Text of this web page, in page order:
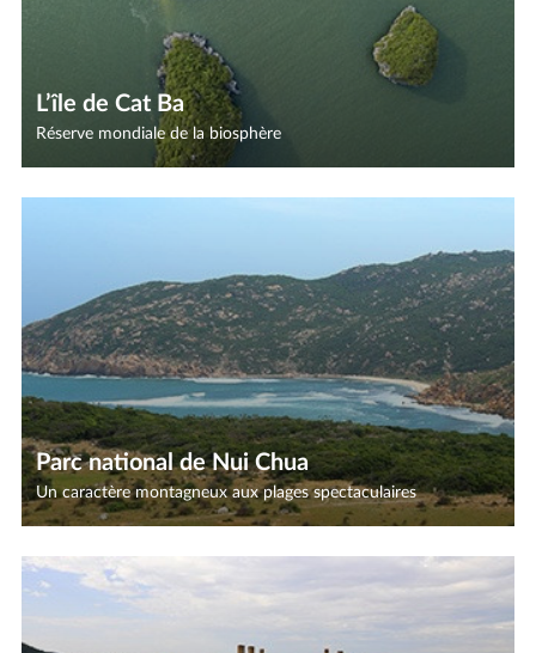
L’île de Cat Ba
Réserve mondiale de la biosphère
Parc national de Nui Chua
Un caractère montagneux aux plages spectaculaires